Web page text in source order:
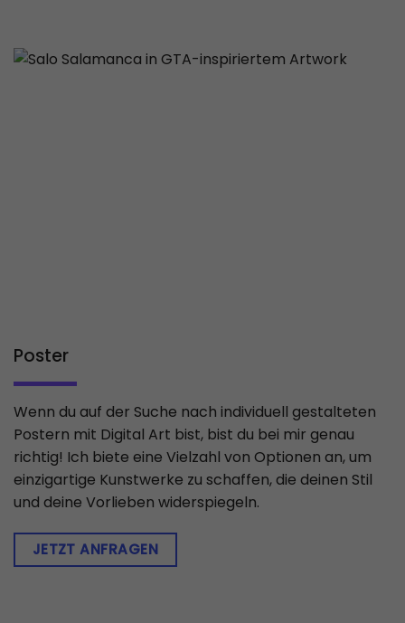
Poster
Wenn du auf der Suche nach individuell gestalteten
Postern mit Digital Art bist, bist du bei mir genau
richtig! Ich biete eine Vielzahl von Optionen an, um
einzigartige Kunstwerke zu schaffen, die deinen Stil
und deine Vorlieben widerspiegeln.
JETZT ANFRAGEN